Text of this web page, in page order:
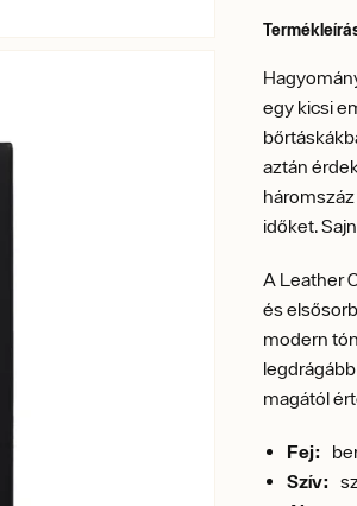
egy kicsi
aztán
időket.
A Leather
és
modern
magától
Fej:
Szív: